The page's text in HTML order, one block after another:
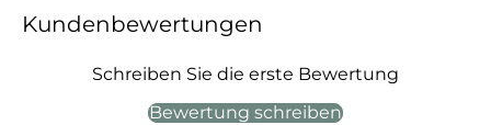
Kundenbewertungen
Schreiben Sie die erste Bewertung
Bewertung schreiben